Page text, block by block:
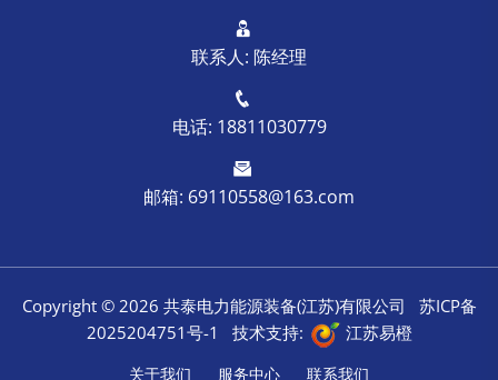
联系人: 陈经理
电话: 18811030779
邮箱: 69110558@163.com
Copyright © 2026 共泰电力能源装备(江苏)有限公司 苏ICP备
2025204751号-1
技术支持: 江苏易橙
关于我们 服务中心 联系我们